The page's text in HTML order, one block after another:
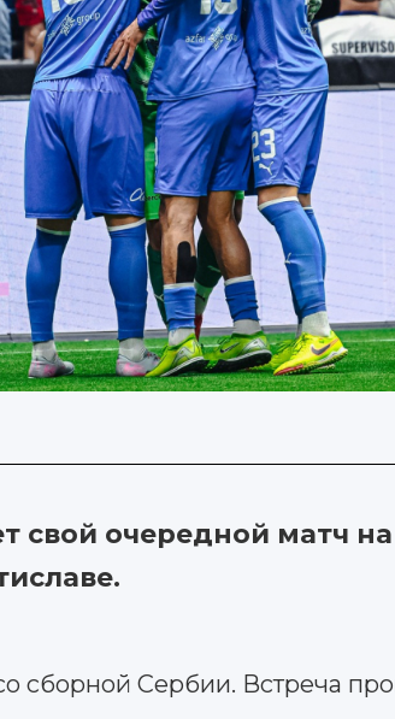
свой очередной матч на
сборной Сербии. Встреча